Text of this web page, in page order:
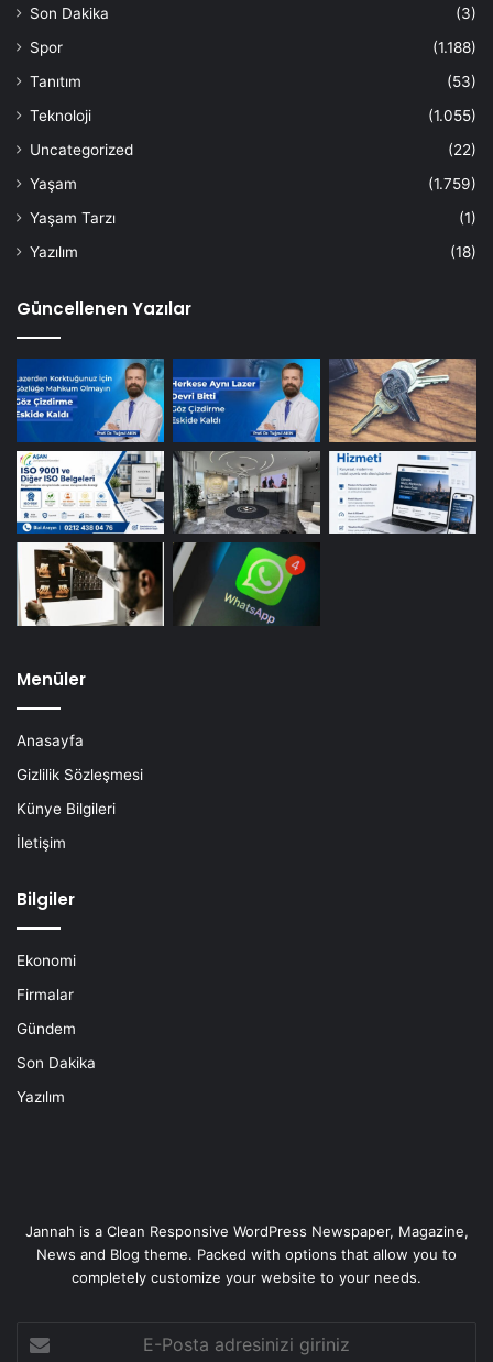
Son Dakika
(3)
Spor
(1.188)
Tanıtım
(53)
Teknoloji
(1.055)
Uncategorized
(22)
Yaşam
(1.759)
Yaşam Tarzı
(1)
Yazılım
(18)
Güncellenen Yazılar
Menüler
Anasayfa
Gizlilik Sözleşmesi
Künye Bilgileri
İletişim
Bilgiler
Ekonomi
Firmalar
Gündem
Son Dakika
Yazılım
Jannah is a Clean Responsive WordPress Newspaper, Magazine,
News and Blog theme. Packed with options that allow you to
completely customize your website to your needs.
Posta